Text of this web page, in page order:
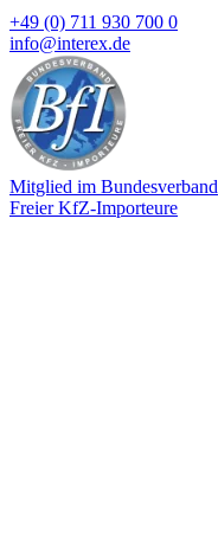
+49 (0) 711 930 700 0
info@interex.de
Mitglied im Bundesverband
Freier KfZ-Importeure